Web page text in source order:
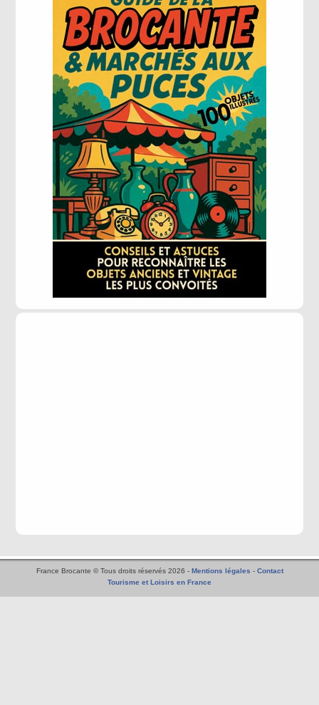
France Brocante © Tous droits réservés 2026 - Mentions légales - Contact
Tourisme et Loisirs en France